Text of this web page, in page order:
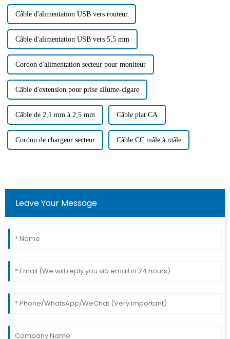
Câble d'alimentation USB vers routeur
Câble d'alimentation USB vers 5,5 mm
Cordon d'alimentation secteur pour moniteur
Câble d'extension pour prise allume-cigare
Câble de 2,1 mm à 2,5 mm Câble plat CA
Cordon de chargeur secteur Câble CC mâle à mâle
Leave Your Message